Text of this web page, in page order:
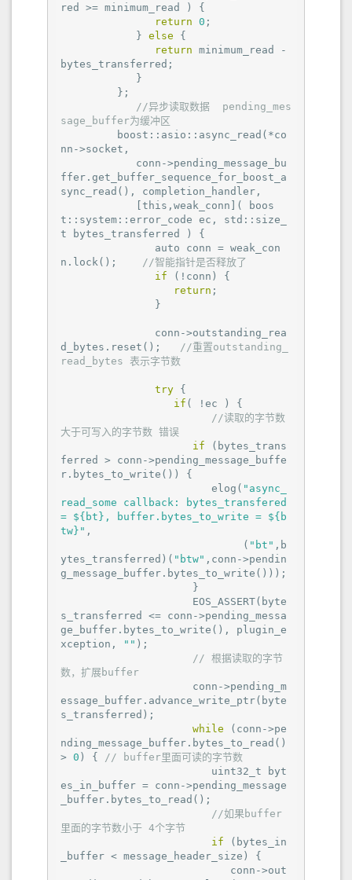
red >= minimum_read ) {
return 0 ;
            }
else {
return minimum_read -
bytes_transferred;
//异步读取数据  pending_mes
sage_buffer为缓冲区
nn->socket,
ffer.get_buffer_sequence_for_boost_a
sync_read(), completion_handler,
t::system::error_code ec, std::size_
t bytes_transferred ) {
n.lock();
//智能指针是否释放了
if (!conn) {
return ;
d_bytes.reset();
//重置outstanding_
read_bytes 表示字节数
try {
if ( !ec ) {
//读取的字节数
大于可写入的字节数 错误
if (bytes_trans
ferred > conn->pending_message_buffe
r.bytes_to_write()) {
                        elog(
"async_
read_some callback: bytes_transfered
= ${bt}, buffer.bytes_to_write = ${b
tw}" ,
                             (
"bt" ,b
ytes_transferred)( "btw" ,conn->pendin
g_message_buffer.bytes_to_write()));
s_transferred <= conn->pending_messa
ge_buffer.bytes_to_write(), plugin_e
xception,
"" );
// 根据读取的字节
数，扩展buffer
essage_buffer.advance_write_ptr(byte
s_transferred);
while (conn->pe
nding_message_buffer.bytes_to_read()
> 0 ) {
// buffer里面可读的字节数
es_in_buffer = conn->pending_message
_buffer.bytes_to_read();
//如果buffer
里面的字节数小于 4个字节
if (bytes_in
_buffer < message_header_size) {